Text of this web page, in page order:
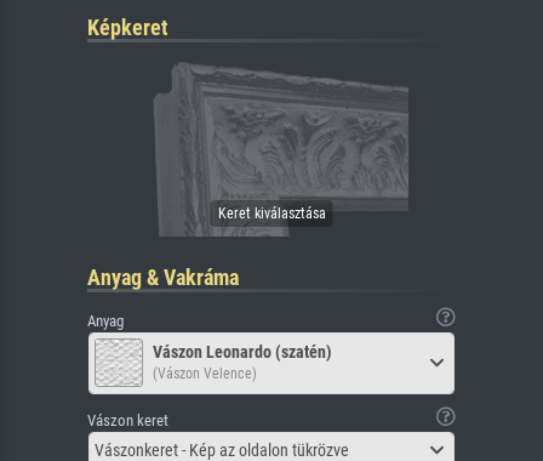
Képkeret
Anyag & Vakráma
Anyag
Vászon Leonardo (szatén)
(Vászon Velence)
Vászon keret
Vászonkeret - Kép az oldalon tükrözve